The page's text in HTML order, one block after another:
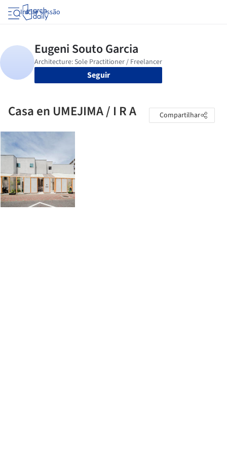
Iniciar sessão
Seguir
Casa en UMEJIMA / I R A Compartilhar